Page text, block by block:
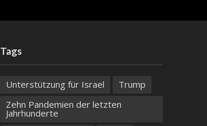
Tags
Unterstützung für Israel
Trump
Zehn Pandemien der letzten
Jahrhunderte